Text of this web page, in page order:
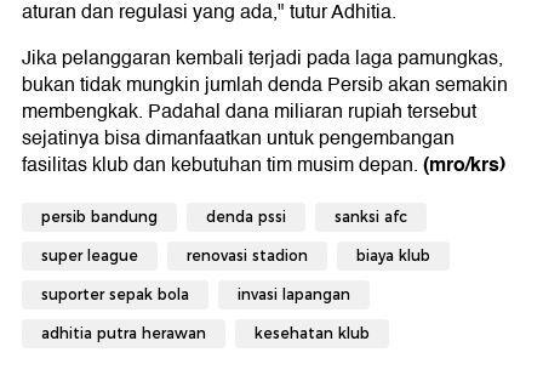
aturan dan regulasi yang ada," tutur Adhitia.
Jika pelanggaran kembali terjadi pada laga pamungkas,
bukan tidak mungkin jumlah denda Persib akan semakin
membengkak. Padahal dana miliaran rupiah tersebut
sejatinya bisa dimanfaatkan untuk pengembangan
fasilitas klub dan kebutuhan tim musim depan.(mro/krs)
persib bandung denda pssi sanksi afc
super league renovasi stadion biaya klub
suporter sepak bola invasi lapangan
adhitia putra herawan kesehatan klub